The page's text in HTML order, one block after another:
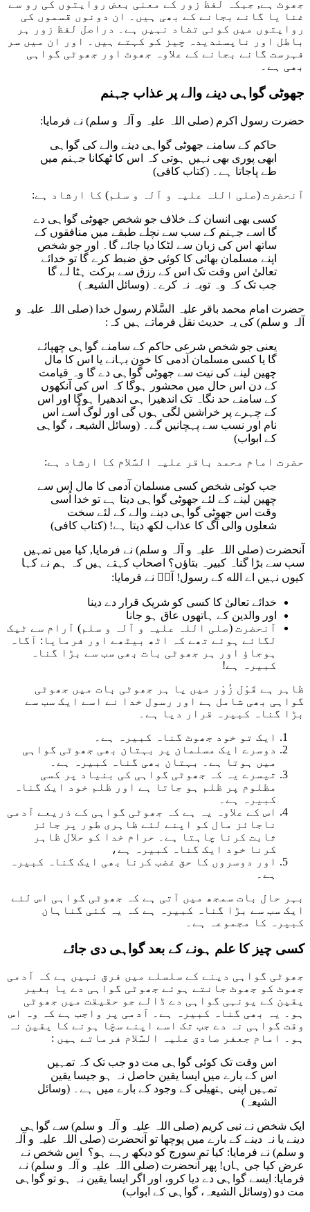
جھوٹ ہے, جبکہ لفظ زور کے معنی بعض روایتوں کی رو سے
غنا یا گانے بجانے کے بھی ہیں۔ ان دونوں قسموں کی
روایتوں میں کوئی تضاد نہیں ہے۔ دراصل لفظ زور ہر
باطل اور ناپسندیدہ چیز کو کہتے ہیں۔ اور ان میں سر
فہرست گانے بجانے کے علاوہ جھوٹ اور جھوٹی گواہی
بھی ہے۔
جھوٹی گواہی دینے والے پر عذاب جہنم
حضرت رسول اکرم (صلی اللہ علیہ و آلہ و سلم) نے فرمایا:
حاکم کے سامنے جھوٹی گواہی دینے والے کی گواہی
ابھی پوری بھی نہیں ہوتی کہ اس کا ٹھکانا جہنم میں
طے پاجاتا ہے۔ (کتاب کافی)
آنحضرت (صلی اللہ علیہ و آلہ و سلم) کا ارشاد ہے:
کسی بھی انسان کے خلاف جو شخص جھوٹی گواہی دے
گا اسے جہنم کے سب سے نچلے طبقے میں منافقوں کے
ساتھ اس کی زبان سے لٹکا دیا جائے گا۔ اور جو شخص
اپنے مسلمان بھائی کا کوئی حق ضبط کرے گا تو خدائے
تعالیٰ اس وقت تک اس کے رزق سے برکت ہٹا لے گا
جب تک کہ وہ توبہ نہ کرے۔ (وسائل الشیعہ)
حضرت امام محمد باقر علیہ السَّلام رسول خدا (صلی اللہ علیہ و
آلہ و سلم) کی یہ حدیث نقل فرماتے ہیں کہ:
یعنی جو شخص شرعی حاکم کے سامنے گواہی چھپائے
گا یا کسی مسلمان آدمی کا خون بہانے یا اس کا مال
چھین لینے کی نیت سے جھوٹی گواہی دے گا وہ قیامت
کے دن اس حال میں محشور ہوگا کہ اس کی آنکھوں
کے سامنے حد نگاہ تک اندھیرا ہی اندھیرا ہوگا اور اس
کے چہرے پر خراشیں لگی ہوں گی اور لوگ اُسے اس
نام اور نسب سے پہچانیں گے۔ (وسائل الشیعہ، گواہی
کے ابواب)
حضرت امام محمد باقر علیہ السَّلام کا ارشاد ہے:
جب کوئی شخص کسی مسلمان آدمی کا مال اس سے
چھین لینے کے لئے جھوٹی گواہی دیتا ہے تو خدا اُسی
وقت اس جھوٹی گواہی دینے والے کے لئے سخت
شعلوں والی آگ کا عذاب لکھ دیتا ہے! (کتاب کافی)
آنحضرت (صلی اللہ علیہ و آلہ و سلم) نے فرمایا, کیا میں تمہیں
سب سے بڑا گناہ کبیرہ بتاؤں؟ اصحاب کہتے ہیں کہ ہم نے کہا
کیوں نہیں اے الله کے رسول! آپؐ نے فرمایا:
خدائے تعالیٰ کا کسی کو شریک قرار دے دینا
اور والدین کے ہاتھوں عاق ہو جانا
آنحضرت (صلی اللہ علیہ و آلہ و سلم) آرام سے ٹیک
لگائے ہوئے تھے کہ اٹھ بیٹھے اور فرمایا: آگاہ
ہوجاؤ اور ہر جھوٹی بات بھی سب سے بڑا گناہ
کبیرہ ہے!
ظاہر ہے قَوْل زُوْر میں یا ہر جھوٹی بات میں جھوٹی
گواہی بھی شامل ہے اور رسول خدا نے اسے ایک سب سے
بڑا گناہ کبیرہ قرار دیا ہے۔
ایک تو خود جھوٹ گناہ کبیرہ ہے۔
دوسرے ایک مسلمان پر بہتان بھی جھوٹی گواہی
میں ہوتا ہے۔ بہتان بھی گناہ کبیرہ ہے۔
تیسرے یہ کہ جھوٹی گواہی کی بنیاد پر کسی
مظلوم پر ظلم ہو جاتا ہے اور ظلم خود ایک گناہ
کبیرہ ہے۔
اس کے علاوہ یہ ہے کہ جھوٹی گواہی کے ذریعے آدمی
ناجائز مال کو اپنے لئے ظاہری طور پر جائز
ثابت کرنا چاہتا ہے۔ حرام خدا کو حلال ظاہر
کرنا خود ایک گناہ کبیرہ ہے،
اور دوسروں کا حق غضب کرنا بھی ایک گناہ کبیرہ
ہے۔
بہر حال بات سمجھ میں آتی ہے کہ جھوٹی گواہی اس لئے
ایک سب سے بڑا گناہ کبیرہ ہے کہ یہ کئی گناہان
کبیرہ کا مجموعہ ہے۔
کسی چیز کا علم ہونے کے بعد گواہی دی جائے
جھوٹی گواہی دینے کے سلسلے میں فرق نہیں ہے کہ آدمی
جھوٹ کو جھوٹ جانتے ہوئے جھوٹی گواہی دے یا بغیر
یقین کے یونہی گواہی دے ڈالے جو حقیقت میں جھوٹی
ہو۔ یہ بھی گناہ کبیرہ ہے۔ آدمی پر واجب ہے کہ وہ اس
وقت گواہی نہ دے جب تک اسے اپنے سچّا ہونے کا یقین نہ
ہو۔ امام جعفر صادق علیہ السَّلام فرماتے ہیں :
اس وقت تک کوئی گواہی مت دو جب تک کہ تمہیں
اس کے بارے میں ایسا یقین حاصل نہ ہو جیسا یقین
تمہیں اپنی ہتھیلی کے وجود کے بارے میں ہے۔ (وسائل
الشیعہ)
ایک شخص نے نبی کریم (صلی اللہ علیہ و آلہ و سلم) سے گواہی
دینے یا نہ دینے کے بارے میں پوچھا تو آنحضرت (صلی اللہ علیہ و آلہ
و سلم) نے فرمایا: کیا تم سورج کو دیکھ رہے ہو؟ اس شخص نے
عرض کیا جی ہاں! پھر آنحضرت (صلی اللہ علیہ و آلہ و سلم) نے
فرمایا: ایسے گواہی دے دیا کرو، اور اگر ایسا یقین نہ ہو تو گواہی
مت دو (وسائل الشیعہ، گواہی کے ابواب)